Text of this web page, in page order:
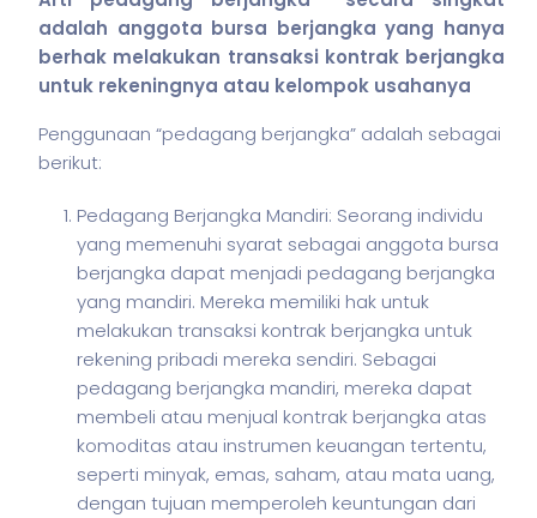
adalah anggota bursa berjangka yang hanya
berhak melakukan transaksi kontrak berjangka
untuk rekeningnya atau kelompok usahanya
Penggunaan “pedagang berjangka” adalah sebagai
berikut:
Pedagang Berjangka Mandiri: Seorang individu
yang memenuhi syarat sebagai anggota bursa
berjangka dapat menjadi pedagang berjangka
yang mandiri. Mereka memiliki hak untuk
melakukan transaksi kontrak berjangka untuk
rekening pribadi mereka sendiri. Sebagai
pedagang berjangka mandiri, mereka dapat
membeli atau menjual kontrak berjangka atas
komoditas atau instrumen keuangan tertentu,
seperti minyak, emas, saham, atau mata uang,
dengan tujuan memperoleh keuntungan dari